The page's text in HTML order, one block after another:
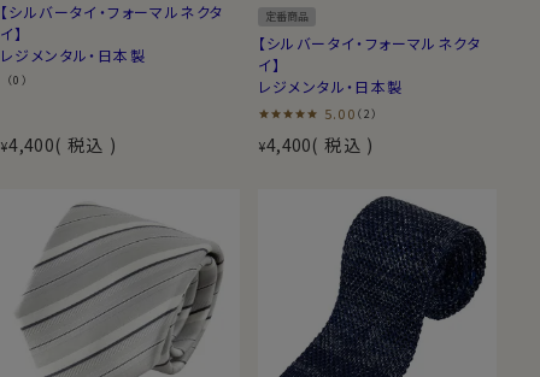
【シルバータイ・フォーマルネクタ
イ】
レジメンタル・日本製
（0）
¥4,400 税込
定番商品
【シルバータイ・フォーマルネクタ
イ】
レジメンタル・日本製
5.00 （2）
¥4,400 税込